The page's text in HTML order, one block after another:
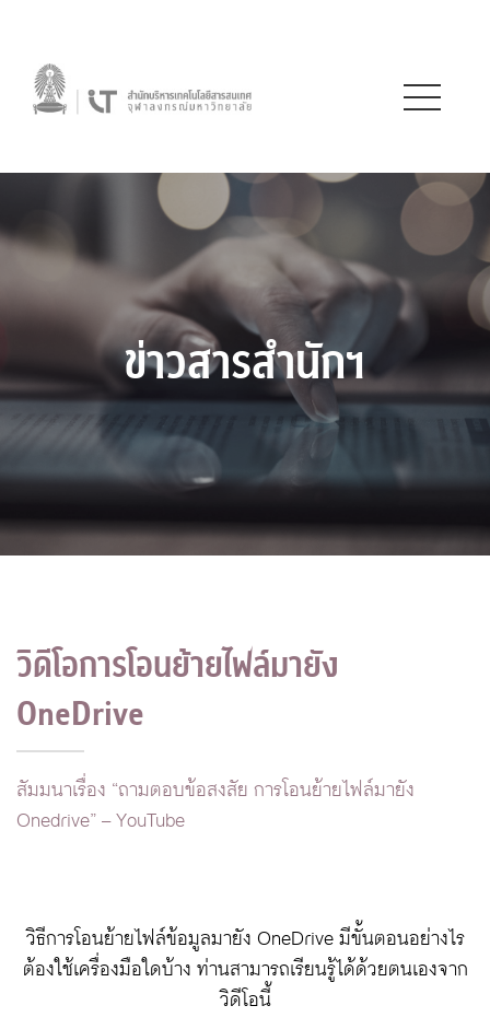
ข่าวสารสำนักฯ
วิดีโอการโอนย้ายไฟล์มายัง
OneDrive
สัมมนาเรื่อง “ถามตอบข้อสงสัย การโอนย้ายไฟล์มายัง
Onedrive” – YouTube
วิธีการโอนย้ายไฟล์ข้อมูลมายัง OneDrive มีขั้นตอนอย่างไร
ต้องใช้เครื่องมือใดบ้าง ท่านสามารถเรียนรู้ได้ด้วยตนเองจาก
วิดีโอนี้